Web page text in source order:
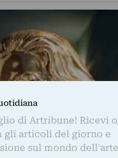
di Artribune! Ricevi
gli articoli del giorno e
sul mondo